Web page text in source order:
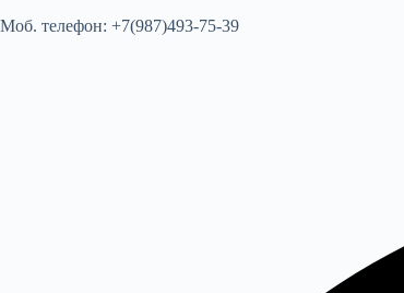
Моб. телефон: +7(987)493-75-39